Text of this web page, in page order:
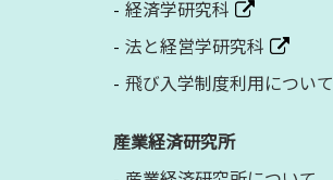
経済学研究科
法と経営学研究科
飛び入学制度利用について
産業経済研究所